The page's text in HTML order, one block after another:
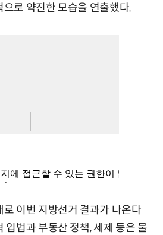
로 약진한 모습을 연출했다.
이번 지방선거 결과가 나온다
입법과 부동산 정책, 세제 등은 물